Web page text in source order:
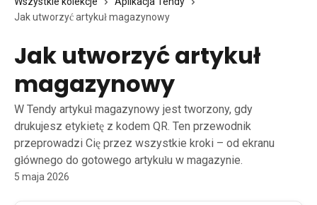
Jak utworzyć artykuł magazynowy
Jak utworzyć artykuł
magazynowy
W Tendy artykuł magazynowy jest tworzony, gdy
drukujesz etykietę z kodem QR. Ten przewodnik
przeprowadzi Cię przez wszystkie kroki – od ekranu
głównego do gotowego artykułu w magazynie.
5 maja 2026